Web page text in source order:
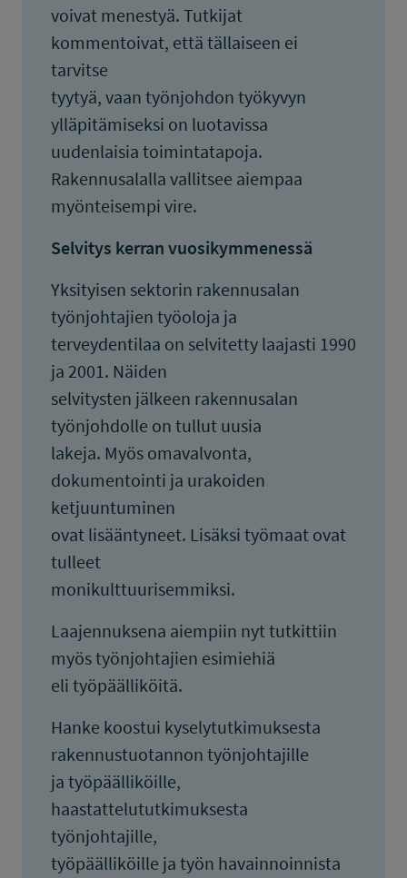
voivat menestyä. Tutkijat
kommentoivat, että tällaiseen ei
tarvitse
tyytyä, vaan työnjohdon työkyvyn
ylläpitämiseksi on luotavissa
uudenlaisia toimintatapoja.
Rakennusalalla vallitsee aiempaa
myönteisempi vire.
Selvitys kerran vuosikymmenessä
Yksityisen sektorin rakennusalan
työnjohtajien työoloja ja
terveydentilaa on selvitetty laajasti 1990
ja 2001. Näiden
selvitysten jälkeen rakennusalan
työnjohdolle on tullut uusia
lakeja. Myös omavalvonta,
dokumentointi ja urakoiden
ketjuuntuminen
ovat lisääntyneet. Lisäksi työmaat ovat
tulleet
monikulttuurisemmiksi.
Laajennuksena aiempiin nyt tutkittiin
myös työnjohtajien esimiehiä
eli työpäälliköitä.
Hanke koostui kyselytutkimuksesta
rakennustuotannon työnjohtajille
ja työpäälliköille,
haastattelututkimuksesta
työnjohtajille,
työpäälliköille ja työn havainnoinnista